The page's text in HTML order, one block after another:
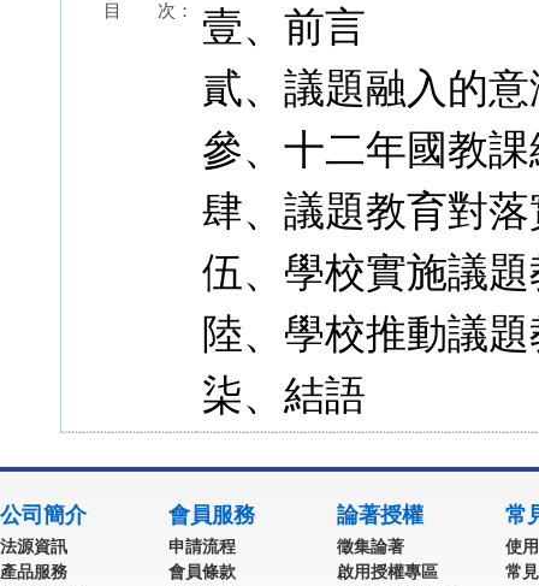
目 次：
壹、前言
貳、議題融入的意
參、十二年國教
肆、議題教育對
伍、學校實施議
陸、學校推動議
柒、結語
公司簡介
法源資訊
產品服務
會員服務
申請流程
會員條款
論著授權
徵集論著
啟用授權專區
常
使
常